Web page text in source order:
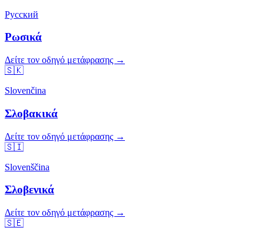
Русский
Ρωσικά
Δείτε τον οδηγό μετάφρασης →
🇸🇰
Slovenčina
Σλοβακικά
Δείτε τον οδηγό μετάφρασης →
🇸🇮
Slovenščina
Σλοβενικά
Δείτε τον οδηγό μετάφρασης →
🇸🇪